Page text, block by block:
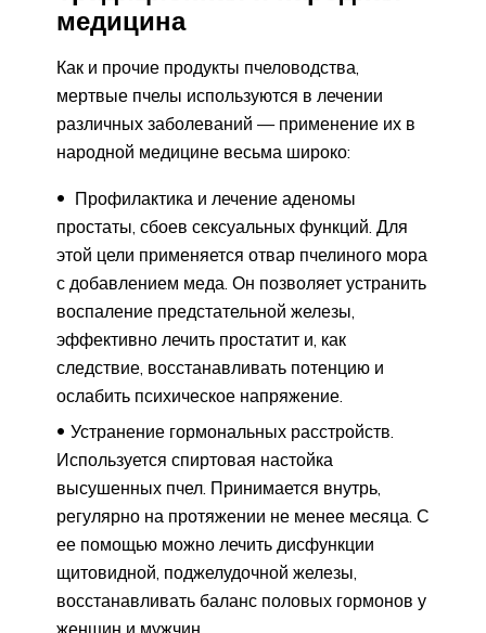
медицина
Как и прочие продукты пчеловодства,
мертвые пчелы используются в лечении
различных заболеваний — применение их в
народной медицине весьма широко:
Профилактика и лечение аденомы
простаты, сбоев сексуальных функций. Для
этой цели применяется отвар пчелиного мора
с добавлением меда. Он позволяет устранить
воспаление предстательной железы,
эффективно лечить простатит и, как
следствие, восстанавливать потенцию и
ослабить психическое напряжение.
Устранение гормональных расстройств.
Используется спиртовая настойка
высушенных пчел. Принимается внутрь,
регулярно на протяжении не менее месяца. С
ее помощью можно лечить дисфункции
щитовидной, поджелудочной железы,
восстанавливать баланс половых гормонов у